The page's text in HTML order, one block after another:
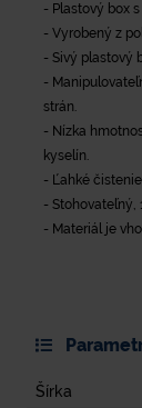
- Plastový box
- Vyrobený z
- Sivý plastový
-
strán.
- Nízka
kyselín.
- Ľahké
- Stohovateľný,
- Materiál je
Šírka